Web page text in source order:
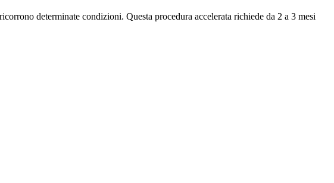
determinate condizioni. Questa procedura accelerata richiede da 2 a 3 mesi